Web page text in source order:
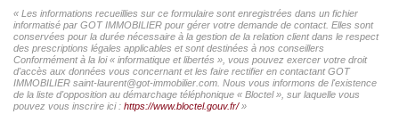
« Les informations recueillies sur ce formulaire sont enregistrées dans un fichier
informatisé par GOT IMMOBILIER pour gérer votre demande de contact. Elles sont
conservées pour la durée nécessaire à la gestion de la relation client dans le respect
des prescriptions légales applicables et sont destinées à nos conseillers
Conformément à la loi « informatique et libertés », vous pouvez exercer votre droit
d'accès aux données vous concernant et les faire rectifier en contactant GOT
IMMOBILIER saint-laurent@got-immobilier.com. Nous vous informons de l'existence
de la liste d'opposition au démarchage téléphonique « Bloctel », sur laquelle vous
pouvez vous inscrire ici : https://www.bloctel.gouv.fr/»